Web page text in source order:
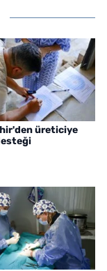
üreticiye